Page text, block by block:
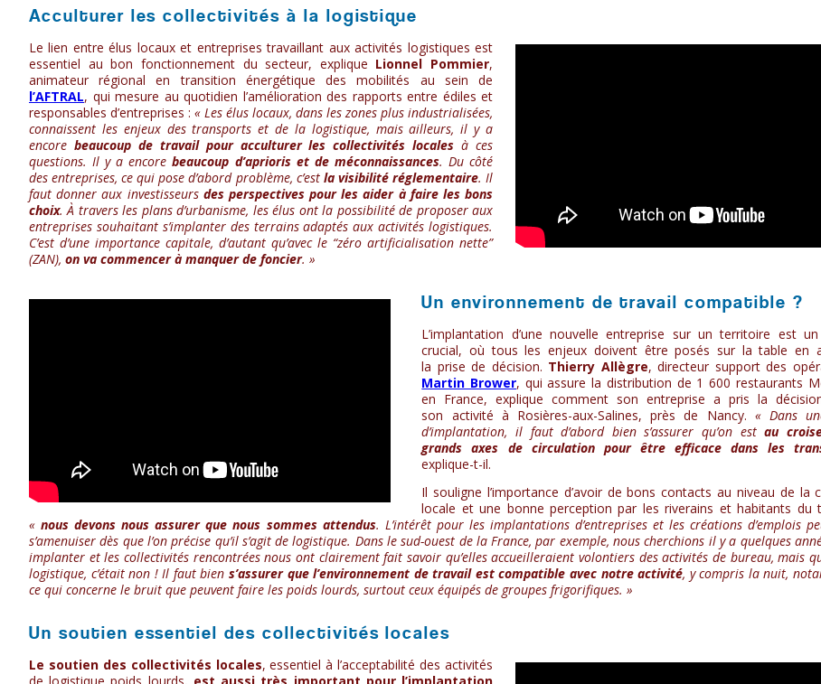
Acculturer les collectivités à la logistique
Le lien entre élus locaux et entreprises travaillant aux activités logistiques est
essentiel au bon fonctionnement du secteur, explique Lionnel Pommier,
animateur régional en transition énergétique des mobilités au sein de
l’AFTRAL, qui mesure au quotidien l’amélioration des rapports entre édiles et
responsables d’entreprises : « Les élus locaux, dans les zones plus industrialisées,
connaissent les enjeux des transports et de la logistique, mais ailleurs, il y a
encore beaucoup de travail pour acculturer les collectivités locales à ces
questions. Il y a encorebeaucoup d’aprioris et de méconnaissances. Du côté
des entreprises, ce qui pose d’abord problème, c’est la visibilité réglementaire. Il
faut donner aux investisseurs des perspectives pour les aider à faire les bons
choix. À travers les plans d’urbanisme, les élus ont la possibilité de proposer aux
entreprises souhaitant s’implanter des terrains adaptés aux activités logistiques.
C’est d’une importance capitale, d’autant qu’avec le “zéro artificialisation nette”
(ZAN), on va commencer à manquer de foncier. »
Un environnement de travail compatible ?
L’implantation d’une nouvelle entreprise sur un territoire est
crucial, où tous les enjeux doivent être posés sur la table en
la prise de décision. Thierry Allègre, directeur support des
Martin Brower, qui assure la distribution de 1 600 restaurants
en France, explique comment son entreprise a pris la
son activité à Rosières-aux-Salines, près de Nancy. « Dans
d’implantation, il faut d’abord bien s’assurer qu’on estau
grands axes de circulation pour être efficace dans les
explique-t-il.
Il souligne l’importance d’avoir de bons contacts au niveau de la
locale et une bonne perception par les riverains et habitants du
«nous devons nous assurer que nous sommes attendus. L’intérêt pour les implantations d’entreprises et les créations d’emplois
s’amenuiser dès que l’on précise qu’il s’agit de logistique. Dans le sud-ouest de la France, par exemple, nous cherchions il y a quelques
implanter et les collectivités rencontrées nous ont clairement fait savoir qu’elles accueilleraient volontiers des activités de bureau, mais
logistique, c’était non ! Il faut bien s’assurer que l’environnement de travail est compatible avec notre activité, y compris la nuit,
ce qui concerne le bruit que peuvent faire les poids lourds, surtout ceux équipés de groupes frigorifiques. »
Un soutien essentiel des collectivités locales
Le soutien des collectivités locales, essentiel à l’acceptabilité des activités